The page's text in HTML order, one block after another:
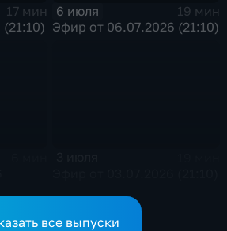
17 мин
6 июля
19 мин
Эфир от 06.07.2026 (21:10)
все выпуски